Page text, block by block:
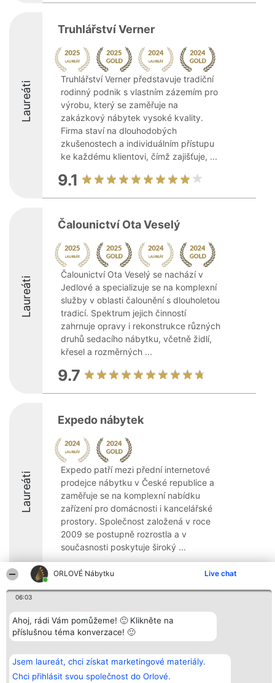
ORLOVÉ Nábytku Live chat
06:03
Ahoj, rádi Vám pomůžeme! 🙂 Klikněte na
příslušnou téma konverzace! 🙂
Jsem laureát, chci získat marketingové materiály.
Chci přihlásit svou společnost do Orlové.
Laureáti
Truhlářství Verner
Truhlářství Verner představuje tradiční
rodinný podnik s vlastním zázemím pro
výrobu, který se zaměřuje na
zakázkový nábytek vysoké kvality.
Firma staví na dlouhodobých
zkušenostech a individuálním přístupu
ke každému klientovi, čímž zajišťuje, ...
9.1
Laureáti
Čalounictví Ota Veselý
Čalounictví Ota Veselý se nachází v
Jedlové a specializuje se na komplexní
služby v oblasti čalounění s dlouholetou
tradicí. Spektrum jejich činností
zahrnuje opravy i rekonstrukce různých
druhů sedacího nábytku, včetně židlí,
křesel a rozměrných ...
9.7
Laureáti
Expedo nábytek
Expedo patří mezi přední internetové
prodejce nábytku v České republice a
zaměřuje se na komplexní nabídku
zařízení pro domácnosti i kancelářské
prostory. Společnost založená v roce
2009 se postupně rozrostla a v
současnosti poskytuje široký ...
Organizátor hlasování
Bright Side Solutions sp. z o.
o. sp. k.
ul. Ruska 22
KRS 0000749100 | Regon
381313360 | NIP 8943132676
Plebiscyt
Vítězové
Seznam všech
laureátů
Pravidla
ochrany
Kontakt